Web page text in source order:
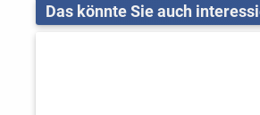
Das könnte Sie auch